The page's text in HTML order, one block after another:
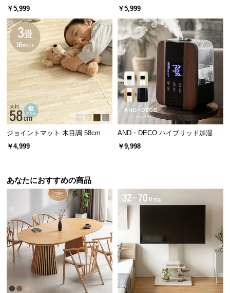
ヒーター スタイリッシュモデル
￥5,999
￥5,999
ジョイントマット 木目調 58cm 厚
さ1cm 16枚セット 3畳
￥4,999
AND・DECO ハイブリッド加湿器
ステンレス振動子モデル 木目調
￥9,998
あなたにおすすめの商品